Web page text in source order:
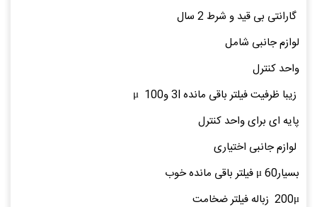
گارانتی بی قید و شرط 2 سال
لوازم جانبی شامل
واحد کنترل
زیبا ظرفیت فیلتر باقی مانده 3l وμ 100
پایه ای برای واحد کنترل
لوازم جانبی اختیاری
بسیارμ 60 فیلتر باقی مانده خوب
200μ زباله فیلتر ضخامت